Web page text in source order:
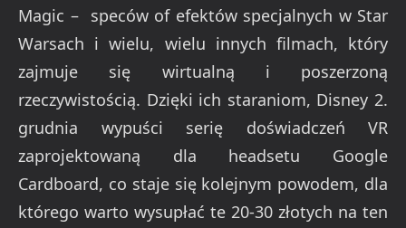
Magic – speców of efektów specjalnych w Star
Warsach i wielu, wielu innych filmach, który
zajmuje się wirtualną i poszerzoną
rzeczywistością. Dzięki ich staraniom, Disney 2.
grudnia wypuści serię doświadczeń VR
zaprojektowaną dla headsetu Google
Cardboard, co staje się kolejnym powodem, dla
którego warto wysupłać te 20-30 złotych na ten